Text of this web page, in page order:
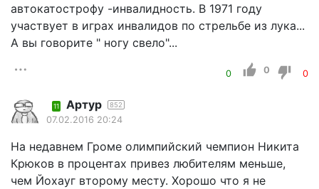
автокатострофу -инвалидность. В 1971 году
участвует в играх инвалидов по стрельбе из лука...
А вы говорите " ногу свело"...
0 0 0
11 Артур 852
07.02.2016 20:24
На недавнем Громе олимпийский чемпион Никита
Крюков в процентах привез любителям меньше,
чем Йохауг второму месту. Хорошо что я не